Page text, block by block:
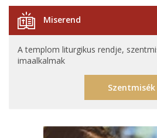
Miserend
A templom liturgikus rendje,
imaalkalmak
Szentmisék